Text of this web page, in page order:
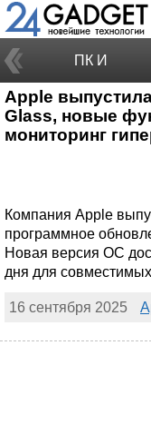
ПК И
НОУТБУКИ
Apple
Glass, новые
мониторинг
Компания Apple
программное
Новая версия ОС
дня для совместимых
16 сентября 2025